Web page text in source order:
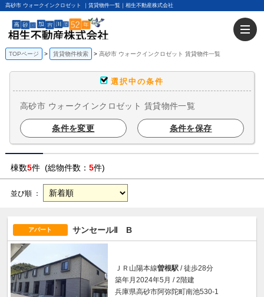
高砂市 ウォークインクロゼット ｜賃貸物件一覧｜相生不動産株式会社
TOPページ 賃貸物件検索 高砂市 ウォークインクロゼット 賃貸物件一覧
選択中の条件
高砂市 ウォークインクロゼット 賃貸物件一覧
条件を変更 条件を保存
棟数5件 (総物件数： 5件)
並び順 ：
アパート サンセールⅡ B
ＪＲ山陽本線曽根駅 / 徒歩28分
築年月2024年5月 / 2階建
兵庫県高砂市阿弥陀町南池530-1